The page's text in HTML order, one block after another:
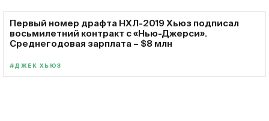
Первый номер драфта НХЛ-2019 Хьюз подписал
восьмилетний контракт с «Нью-Джерси».
Среднегодовая зарплата – $8 млн
#ДЖЕК ХЬЮЗ